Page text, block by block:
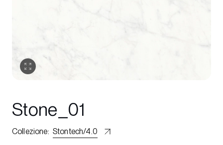
Stone_01
Collezione: Stontech/4.0